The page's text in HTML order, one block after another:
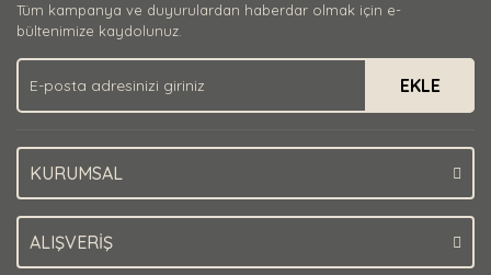
Tüm kampanya ve duyurulardan haberdar olmak için e-
bültenimize kaydolunuz.
EKLE
KURUMSAL
ALIŞVERİŞ